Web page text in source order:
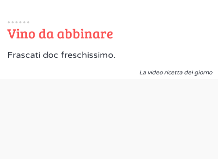
Vino da abbinare
Frascati doc freschissimo.
La video ricetta del giorno